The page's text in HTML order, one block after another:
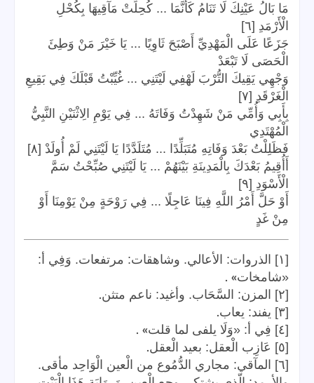
مَا بَالُ عَيْنِكَ لَا تَنَامُ كَأَنَّمَا ... كُحِلَتْ مَآقِيهَا بِكُحْلِ
الْأَرْمَدِ [٦]
جَزَعًا عَلَى الْمَهْدِيِّ أَصْبَحَ ثَاوِيًا ... يَا خَيْرَ مَنْ وَطِئَ
الْحَصَى لَا تَبْعَدْ
وَجْهِي يَقِيكَ التُّرْبَ لَهْفِي لَيْتَنِي ... غُيِّبْتُ قَبْلَكَ فِي بَقِيعِ
الْغَرْقَدِ [٧]
بِأَبِي وَأُمِّي مَنْ شَهِدْتُ وَفَاتَهُ ... فِي يَوْمِ الِاثْنَيْنِ النَّبِيُّ
الْمُهْتَدِي
فَظَلِلْتُ بَعْدَ وَفَاتِهِ مُتَبَلِّدًا ... مُتَلَدَّدًا يَا لَيْتَنِي لَمْ أُولَدْ [٨]
أَأُقِيمُ بَعْدَكَ بِالْمَدِينَةِ بَيْنَهُمْ ... يَا لَيْتَنِي صُبِّحْتُ سَمَّ
الْأَسْوَدِ [٩]
أَوْ حَلَّ أَمْرُ اللَّهِ فِينَا عَاجِلًا ... فِي رَوْحَةٍ مِنْ يَوْمِنَا أَوْ
مِنْ غَدٍ
[١] الذروات: الأعالي. وشاهقات: مرتفعات. وَفِي أ:
«شامخات» .
[٢] المزن: السَّحَاب. وأغيد: ناعم متثن .
[٣] يفند: يعاب .
[٤] فِي أ: «وَلَا يلفى لما قلت » .
[٥] عَازِب الْعقل: بعيد الْعقل .
[٦] المآقي: مجاري الدُّمُوع من الْعين الْوَاحِد مأقى.